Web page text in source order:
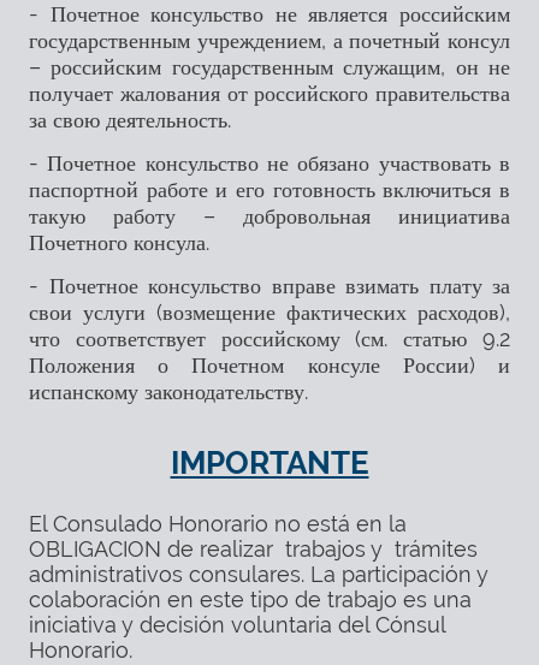
- Почетное консульство не является российским
государственным учреждением, а почетный консул
– российским государственным служащим, он не
получает жалования от российского правительства
за свою деятельность.
- Почетное консульство не обязано участвовать в
паспортной работе и его готовность включиться в
такую работу – добровольная инициатива
Почетного консула.
- Почетное консульство вправе взимать плату за
свои услуги (возмещение фактических расходов),
что соответствует российскому (см. статью 9.2
Положения о Почетном консуле России) и
испанскому законодательству.
IMPORTANTE
El Consulado Honorario no está en la
OBLIGACION de realizar trabajos y trámites
administrativos consulares. La participación y
colaboración en este tipo de trabajo es una
iniciativa y decisión voluntaria del Cónsul
Honorario.